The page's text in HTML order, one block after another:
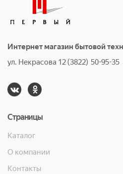
Интернет магазин бытовой
ул. Некрасова 12 (3822) 50-95-35
Страницы
Каталог
О компании
Контакты